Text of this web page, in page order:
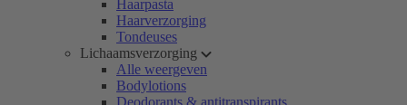
Haarpasta
Haarverzorging
Tondeuses
Lichaamsverzorging
Alle weergeven
Bodylotions
Deodorants & antitranspirants